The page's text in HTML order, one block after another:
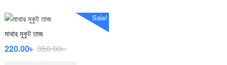
Sale!
মাথার মুকুট তাজ
350.00৳Original
220.00৳
Current